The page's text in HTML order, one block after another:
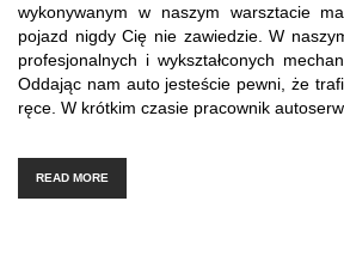
wykonywanym w naszym warsztacie
pojazd nigdy Cię nie zawiedzie. W
profesjonalnych i wykształconych
Oddając nam auto jesteście pewni, że
ręce. W krótkim czasie pracownik
READ MORE